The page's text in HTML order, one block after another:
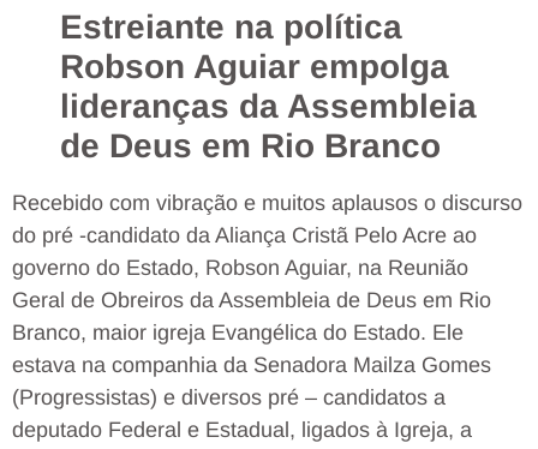
Estreiante na política
Robson Aguiar empolga
lideranças da Assembleia
de Deus em Rio Branco
Recebido com vibração e muitos aplausos o discurso
do pré -candidato da Aliança Cristã Pelo Acre ao
governo do Estado, Robson Aguiar, na Reunião
Geral de Obreiros da Assembleia de Deus em Rio
Branco, maior igreja Evangélica do Estado. Ele
estava na companhia da Senadora Mailza Gomes
(Progressistas) e diversos pré – candidatos a
deputado Federal e Estadual, ligados à Igreja, a